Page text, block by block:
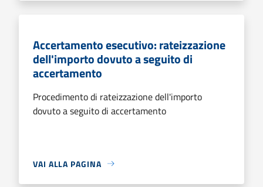
Accertamento esecutivo: rateizzazione
dell'importo dovuto a seguito di
accertamento
Procedimento di rateizzazione dell'importo
dovuto a seguito di accertamento
VAI ALLA PAGINA